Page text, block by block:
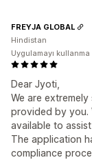
Dear Jyoti,
We are
provided by you.
available to
The application
compliance
FREYJA GLOBAL
Hindistan
Uygulamayı